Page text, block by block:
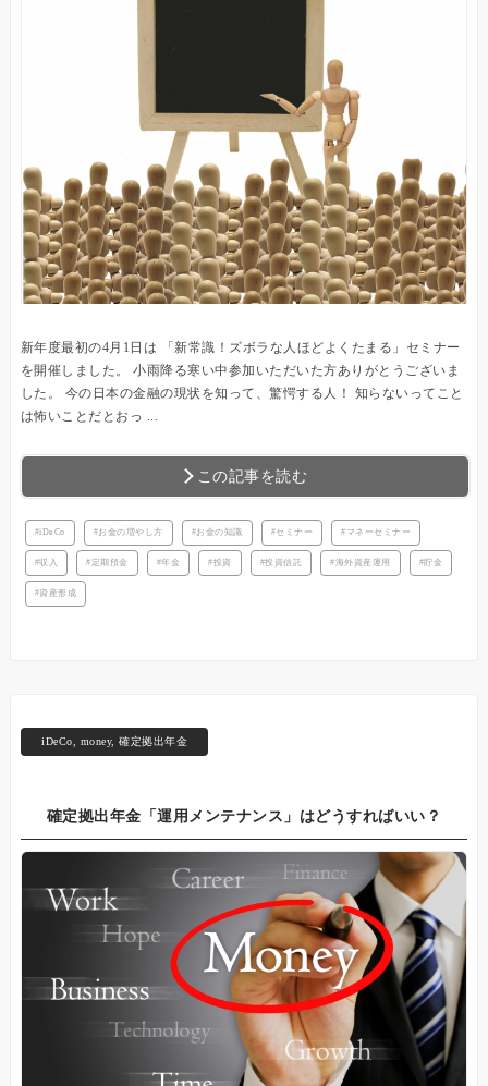
新年度最初の4月1日は 「新常識！ズボラな人ほどよくたまる」セミナー
を開催しました。 小雨降る寒い中参加いただいた方ありがとうございま
した。 今の日本の金融の現状を知って、驚愕する人！ 知らないってこと
は怖いことだとおっ ...
この記事を読む
iDeCo お金の増やし方 お金の知識 セミナー マネーセミナー
収入 定期預金 年金 投資 投資信託 海外資産運用 貯金
資産形成
iDeCo money,確定拠出年金
確定拠出年金「運用メンテナンス」はどうすればいい？